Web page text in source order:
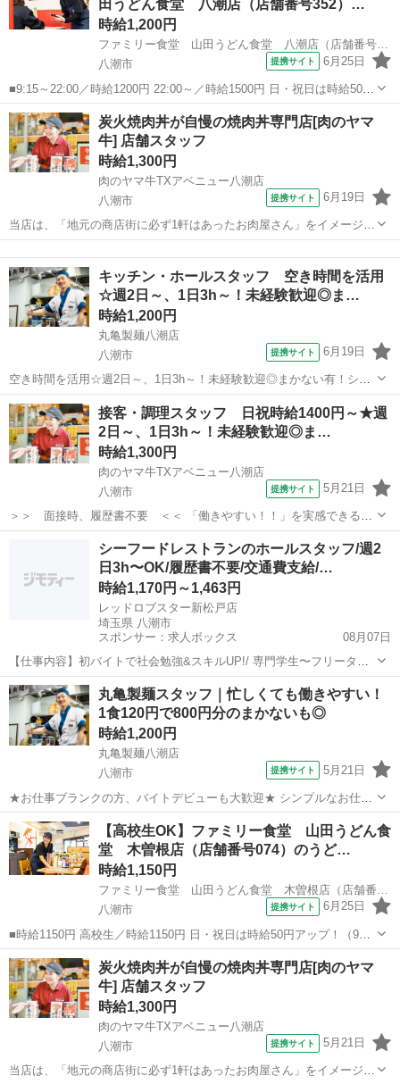
も安心できる体制でお待ちしてい...田うどん食堂 八潮店（店舗番号352）…
時給1,200円
ファミリー食堂 山田うどん食堂 八潮店（店舗番号352）
八潮市
提携サイト 6月25日
■9:15～22:00／時給1200円 22:00～／時給1500円 日・祝日は時給50円
アップ！（9時～22時） ■ファミリー食堂 山田うどん食堂 八潮店
（埼玉県八潮市大曽根524） ■アルバイト、パート ■未経験歓...
埼玉 八潮市 レストラン
炭火焼肉丼が自慢の焼肉丼専門店[肉のヤマ
牛] 店舗スタッフ
時給1,300円
肉のヤマ牛TXアベニュー八潮店
八潮市
提携サイト 6月19日
当店は、「地元の商店街に必ず1軒はあったお肉屋さん」をイメージし
て開業しました。 お肉だけでなく、出来立てのお惣菜や揚げたての
「コロッケ」も人気ですが、 なんといってもメインは切り立て牛肉で
作る、炭火焼肉丼！ お肉の鮮度にこ...
キッチン・ホールスタッフ 空き時間を活用
☆週2日～、1日3h～！未経験歓迎◎ま…
時給1,200円
丸亀製麺八潮店
八潮市
提携サイト 6月19日
空き時間を活用☆週2日～、1日3h～！未経験歓迎◎まかない有！シフ
トは1週間毎♪ シフトの融通が利くので、働きやすさ抜群！ 「お迎えの
14時まで」「夕飯準備の17時まで」 「学校帰りに夕方から」「夜の短
時間で」など、 まず...
埼玉 八潮市 レストラン
接客・調理スタッフ 日祝時給1400円～★週
2日～、1日3h～！未経験歓迎◎ま…
時給1,300円
肉のヤマ牛TXアベニュー八潮店
八潮市
提携サイト 5月21日
＞＞ 面接時、履歴書不要 ＜＜ 「働きやすい！！」を実感できる丸
亀製麺でお馴染みトリドールグループの 【肉のヤマ牛】でお仕事をス
タートしませんか？ 【肉のヤマ牛のポイント】 ・1食120円で食べら
れるまかない有り！ 出...
レストラン
シーフードレストランのホールスタッフ/週2
日3h〜OK/履歴書不要/交通費支給/…
時給1,170円～1,463円
レッドロブスター新松戸店
埼玉県 八潮市
スポンサー：求人ボックス
08月07日
【仕事内容】初バイトで社会勉強&スキルUP!/ 専門学生〜フリーター
活躍中 未来に活きる『ロブバイト』 「バイトデビューでマナーを身に
つけたい」「同世代と楽しく働いて成長したい!」 そんなあなたにぴっ
たり!就活や将来の強みになる経...
アルバイト・パート
丸亀製麺スタッフ｜忙しくても働きやすい！
1食120円で800円分のまかないも◎
時給1,200円
丸亀製麺八潮店
八潮市
提携サイト 5月21日
★お仕事ブランクの方、バイトデビューも大歓迎★ シンプルなお仕事
がほとんど◎ ・業務は細かく分けて分担／一つ一つの仕事が効率よく
できる仕組み ・丁寧な研修としっかりとしたレシピ完備 未経験の方で
も安心できる体制でお待ちしてい...
埼玉 八潮市 レストラン
【高校生OK】ファミリー食堂 山田うどん食
堂 木曽根店（店舗番号074）のうど…
時給1,150円
八潮市
提携サイト 6月25日
■時給1150円 高校生／時給1150円 日・祝日は時給50円アップ！（9時
～22時） ■ファミリー食堂 山田うどん食堂 木曽根店 （埼玉県八潮
市木曽根947-1） ■アルバイト、パート ■未経験歓迎、高校生OK、昇
給...
埼玉 八潮市 レストラン
炭火焼肉丼が自慢の焼肉丼専門店[肉のヤマ
牛] 店舗スタッフ
時給1,300円
肉のヤマ牛TXアベニュー八潮店
八潮市
提携サイト 5月21日
当店は、「地元の商店街に必ず1軒はあったお肉屋さん」をイメージし